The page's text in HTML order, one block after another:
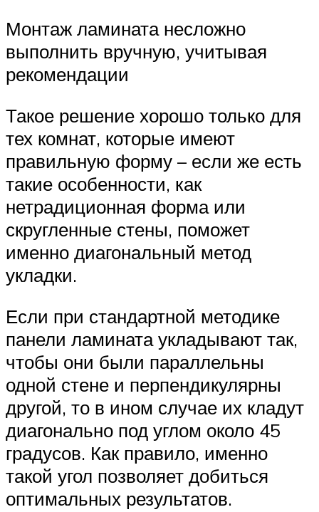
Монтаж ламината несложно
выполнить вручную, учитывая
рекомендации
Такое решение хорошо только для
тех комнат, которые имеют
правильную форму – если же есть
такие особенности, как
нетрадиционная форма или
скругленные стены, поможет
именно диагональный метод
укладки.
Если при стандартной методике
панели ламината укладывают так,
чтобы они были параллельны
одной стене и перпендикулярны
другой, то в ином случае их кладут
диагонально под углом около 45
градусов. Как правило, именно
такой угол позволяет добиться
оптимальных результатов.